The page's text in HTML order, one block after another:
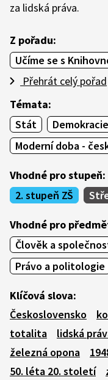
za lidská práva.
Z pořadu:
Učíme se s
Přehrát celý pořad
Témata:
Stát
Demokracie
Moderní doba -
Vhodné pro stupeň:
2. stupeň ZŠ
Vhodné pro
Člověk a
Právo a politologie
Klíčová slova:
Československo
totalita
lidská
železná opona
50. léta 20. století